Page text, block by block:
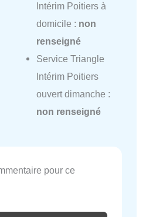
Intérim Poitiers à
domicile : non
renseigné
Service Triangle
Intérim Poitiers
ouvert dimanche :
non renseigné
pour ce